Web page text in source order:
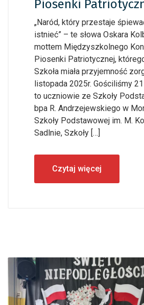
Piosenki
„Naród, który przestaje
istnieć” – te słowa Oskara
mottem Międzyszkolnego
Piosenki Patriotycznej,
Szkoła miała przyjemność
listopada 2025r. Gościliśmy
to uczniowie ze Szkoły
bpa R. Andrzejewskiego w
Szkoły Podstawowej im. M.
Sadlnie, Szkoły […]
Czytaj więcej